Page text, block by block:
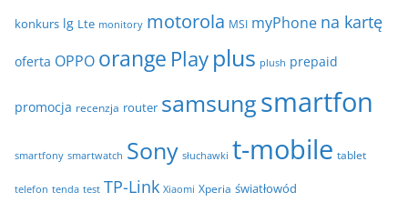
konkurs lg Lte monitory motorola MSI myPhone na kartę
oferta OPPO orange Play plus plush prepaid
promocja recenzja router samsungsmartfon
smartfony smartwatch Sony słuchawki t-mobile tablet
telefon tenda test TP-Link Xiaomi Xperia światłowód